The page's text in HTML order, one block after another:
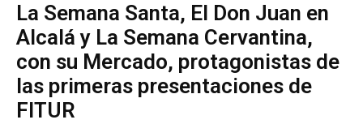
La Semana Santa, El Don Juan en
Alcalá y La Semana Cervantina,
con su Mercado, protagonistas de
las primeras presentaciones de
FITUR